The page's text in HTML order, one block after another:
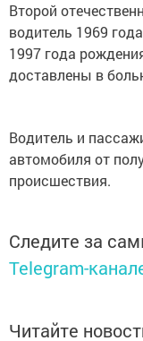
Второй
водитель 1969
1997 года
доставлены в
Водитель и
автомобиля от
происшествия.
Следите за
Telegram-
Читайте